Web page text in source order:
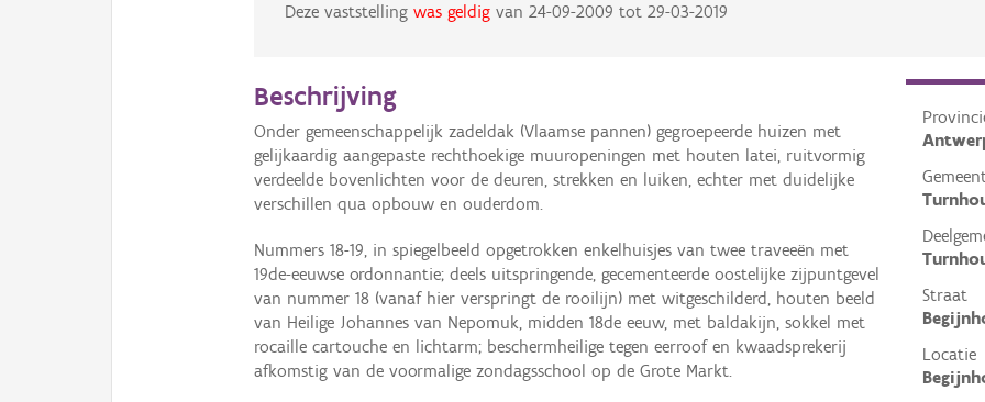
Deze vaststelling was geldigvan 24-09-2009 tot 29-03-2019
Straat
Locatie
Beschrijving
Onder gemeenschappelijk zadeldak (Vlaamse pannen) gegroepeerde huizen met
gelijkaardig aangepaste rechthoekige muuropeningen met houten latei, ruitvormig
verdeelde bovenlichten voor de deuren, strekken en luiken, echter met duidelijke
verschillen qua opbouw en ouderdom.
Nummers 18-19, in spiegelbeeld opgetrokken enkelhuisjes van twee traveeën met
19de-eeuwse ordonnantie; deels uitspringende, gecementeerde oostelijke zijpuntgevel
van nummer 18 (vanaf hier verspringt de rooilijn) met witgeschilderd, houten beeld
van Heilige Johannes van Nepomuk, midden 18de eeuw, met baldakijn, sokkel met
rocaille cartouche en lichtarm; beschermheilige tegen eerroof en kwaadsprekerij
afkomstig van de voormalige zondagsschool op de Grote Markt.